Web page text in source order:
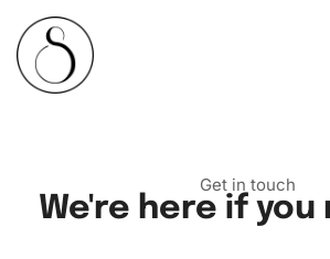
Get in touch
We're here if you